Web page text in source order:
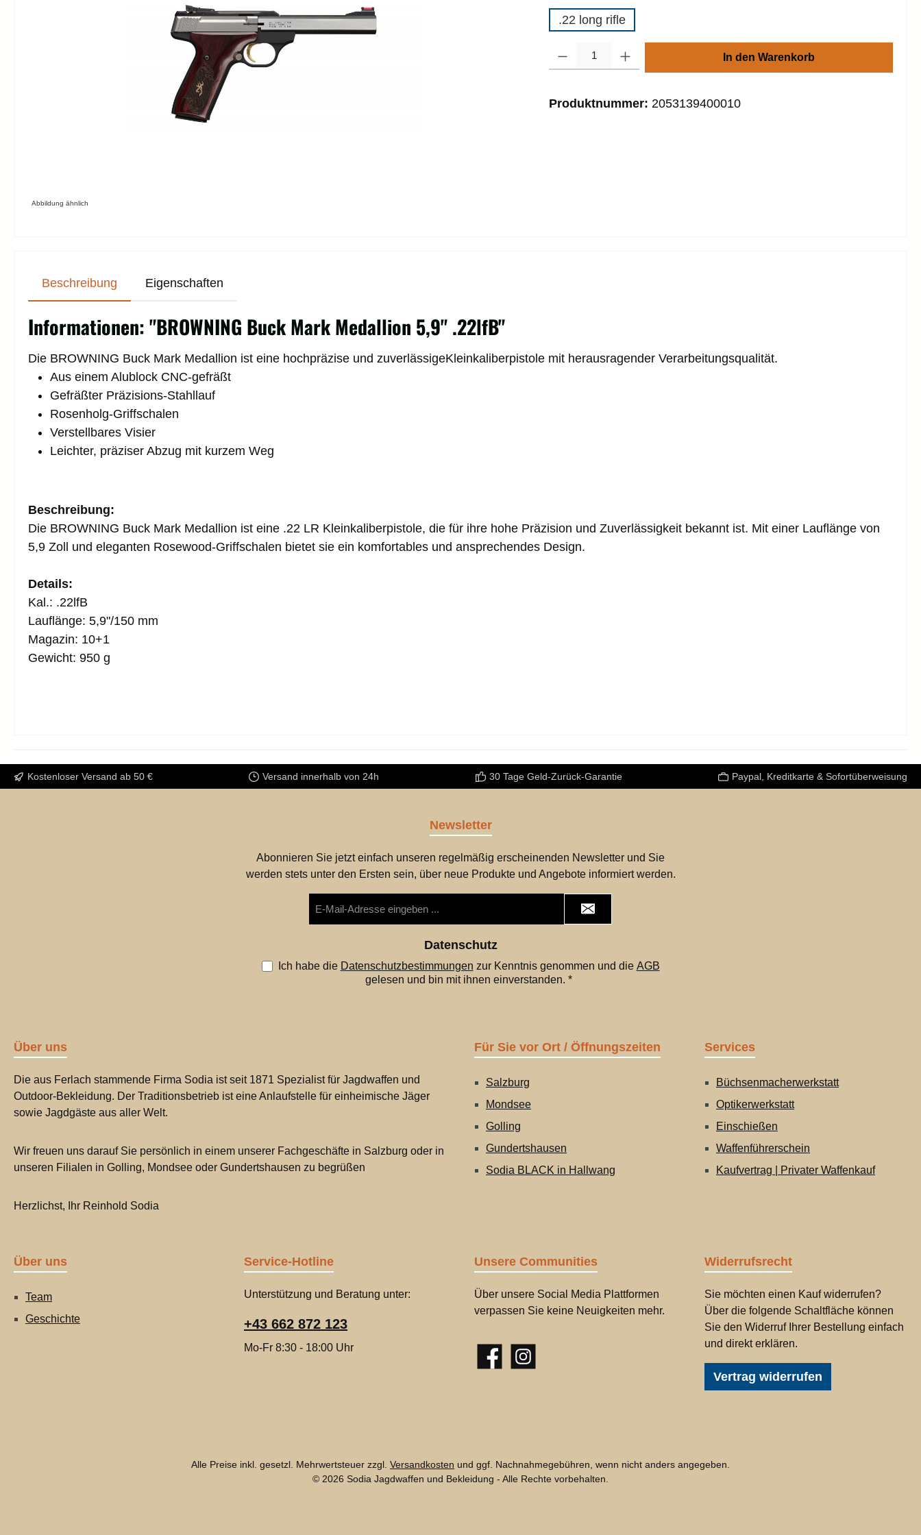
Abbildung ähnlich
.22 long rifle
In den Warenkorb
Produktnummer: 2053139400010
Beschreibung Eigenschaften
Informationen: "BROWNING Buck Mark Medallion 5,9" .22lfB"
Die BROWNING Buck Mark Medallion ist eine hochpräzise und zuverlässigeKleinkaliberpistole mit herausragender Verarbeitungsqualität.
Aus einem Alublock CNC-gefräßt
Gefräßter Präzisions-Stahllauf
Rosenholg-Griffschalen
Verstellbares Visier
Leichter, präziser Abzug mit kurzem Weg
Beschreibung:
Die BROWNING Buck Mark Medallion ist eine .22 LR Kleinkaliberpistole, die für ihre hohe Präzision und Zuverlässigkeit bekannt ist. Mit einer Lauflänge von
5,9 Zoll und eleganten Rosewood-Griffschalen bietet sie ein komfortables und ansprechendes Design.
Details:
Kal.: .22lfB
Lauflänge: 5,9"/150 mm
Magazin: 10+1
Gewicht: 950 g
Kostenloser Versand ab 50 € Versand innerhalb von 24h 30 Tage Geld-Zurück-Garantie Paypal, Kreditkarte & Sofortüberweisung
Newsletter
Abonnieren Sie jetzt einfach unseren regelmäßig erscheinenden Newsletter und Sie
werden stets unter den Ersten sein, über neue Produkte und Angebote informiert werden.
Mail-
Datenschutz
Ich habe die Datenschutzbestimmungen zur Kenntnis genommen und die AGB
gelesen und bin mit ihnen einverstanden. *
Über uns
Die aus Ferlach stammende Firma Sodia ist seit 1871 Spezialist für Jagdwaffen und
Outdoor-Bekleidung. Der Traditionsbetrieb ist eine Anlaufstelle für einheimische Jäger
sowie Jagdgäste aus aller Welt.
Wir freuen uns darauf Sie persönlich in einem unserer Fachgeschäfte in Salzburg oder in
unseren Filialen in Golling, Mondsee oder Gundertshausen zu begrüßen
Herzlichst, Ihr Reinhold Sodia
Für Sie vor Ort / Öffnungszeiten
Salzburg
Mondsee
Golling
Gundertshausen
Sodia BLACK in Hallwang
Services
Büchsenmacherwerkstatt
Optikerwerkstatt
Einschießen
Waffenführerschein
Kaufvertrag | Privater Waffenkauf
Über uns
Team
Geschichte
Service-Hotline
Unterstützung und Beratung unter:
+43 662 872 123
Mo-Fr 8:30 - 18:00 Uhr
Unsere Communities
Über unsere Social Media Plattformen
verpassen Sie keine Neuigkeiten mehr.
FacebookInstagram
Widerrufsrecht
Sie möchten einen Kauf widerrufen?
Über die folgende Schaltfläche können
Sie den Widerruf Ihrer Bestellung einfach
und direkt erklären.
Vertrag widerrufen
Alle Preise inkl. gesetzl. Mehrwertsteuer zzgl. Versandkosten und ggf. Nachnahmegebühren, wenn nicht anders angegeben.
© 2026 Sodia Jagdwaffen und Bekleidung - Alle Rechte vorbehalten.